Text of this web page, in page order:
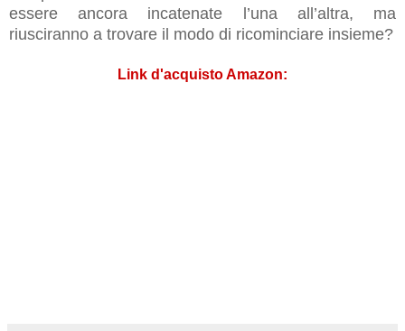
essere ancora incatenate l’una all’altra, ma
riusciranno a trovare il modo di ricominciare insieme?
Link d'acquisto Amazon: